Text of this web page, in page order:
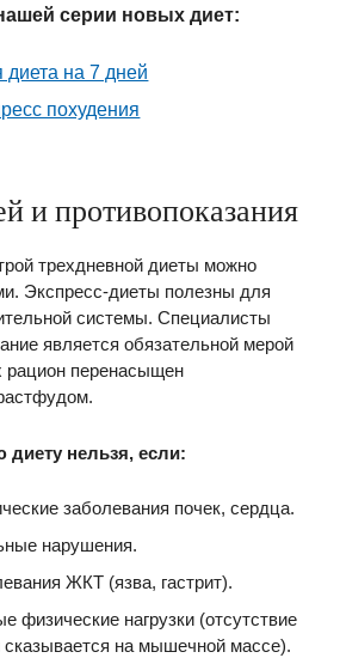
серии новых диет:
диета на 7 дней
похудения
и противопоказания
трехдневной диеты можно
Экспресс-диеты полезны для
системы. Специалисты
является обязательной мерой
рацион перенасыщен
диету нельзя, если:
заболевания почек, сердца.
нарушения.
ЖКТ (язва, гастрит).
физические нагрузки (отсутствие
на мышечной массе).